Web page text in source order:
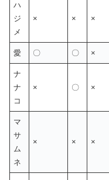
ハ
ジ
メ
× × ×
愛 〇 〇 ×
ナ
ナ
コ
× 〇 ×
マ
サ
ム
ネ
× × ×